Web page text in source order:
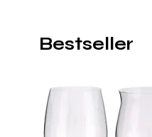
Bestseller